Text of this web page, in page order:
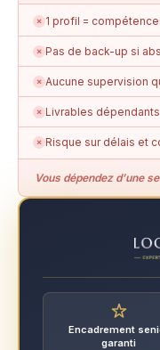
✗ 1 profil =
✗ Pas de back-up si
✗ Aucune supervision
✗ Livrables
✗ Risque sur délais et
Vous dépendez d’une
Encadrement
garanti